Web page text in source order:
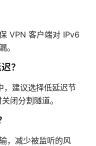
VPN 客户端对 IPv6
。
？
，建议选择低延迟节
闭分割隧道。
，减少被监听的风